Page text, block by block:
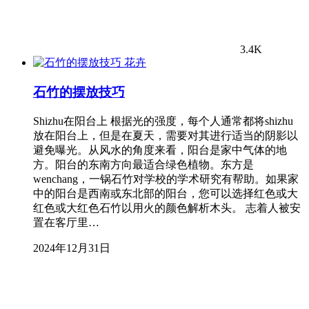
3.4K
花卉
石竹的摆放技巧
Shizhu在阳台上 根据光的强度，每个人通常都将shizhu
放在阳台上，但是在夏天，需要对其进行适当的阴影以
避免曝光。从风水的角度来看，阳台是家中气体的地
方。阳台的东南方向最适合绿色植物。东方是
wenchang，一锅石竹对学校的学术研究有帮助。如果家
中的阳台是西南或东北部的阳台，您可以选择红色或大
红色或大红色石竹以用火的颜色解析木头。 志着人被安
置在客厅里…
2024年12月31日